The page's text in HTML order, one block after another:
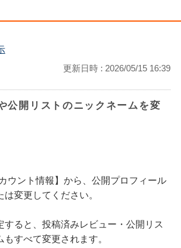
更新日時 : 2026/05/15 16:39
公開リストのニックネームを変
ウント情報】から、公開プロフィール
変更してください。
すると、投稿済みレビュー・公開リス
もすべて変更されます。